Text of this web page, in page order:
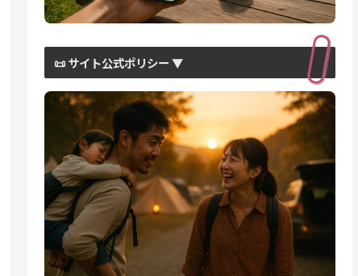
📜 サイト公式ポリシー ▼